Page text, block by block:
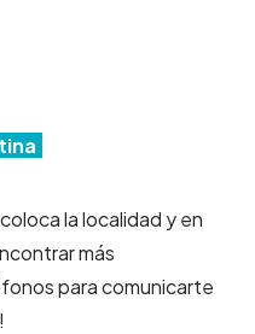
la localidad y en
más
para comunicarte